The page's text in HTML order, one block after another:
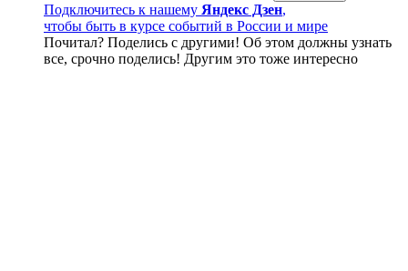
Подключитесь к нашему Яндекс Дзен,
чтобы быть в курсе событий в России и мире
Почитал? Поделись с другими! Об этом должны узнать
все, срочно поделись! Другим это тоже интересно